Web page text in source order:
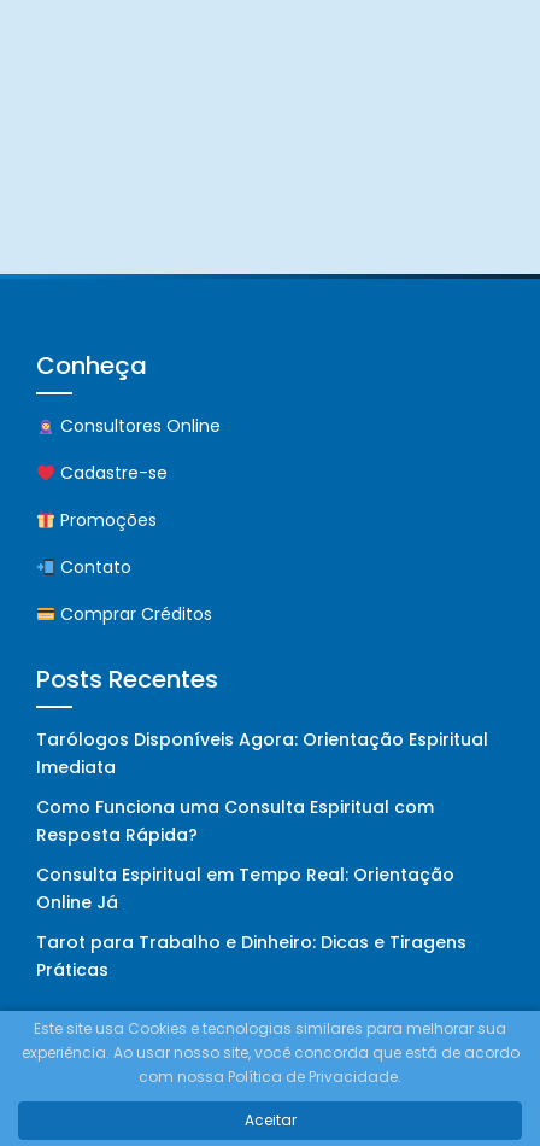
Conheça
Consultores Online
Cadastre-se
Promoções
Contato
Comprar Créditos
Posts Recentes
Tarólogos Disponíveis Agora: Orientação Espiritual
Imediata
Como Funciona uma Consulta Espiritual com
Resposta Rápida?
Consulta Espiritual em Tempo Real: Orientação
Online Já
Tarot para Trabalho e Dinheiro: Dicas e Tiragens
Práticas
Redes Sociais
Este site usa Cookies e tecnologias similares para melhorar sua
experiência. Ao usar nosso site, você concorda que está de acordo
com nossa Política de Privacidade.
Aceitar